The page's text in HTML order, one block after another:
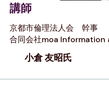
講師
京都市倫理法人会 幹事
合同会社moa
小倉 友昭氏